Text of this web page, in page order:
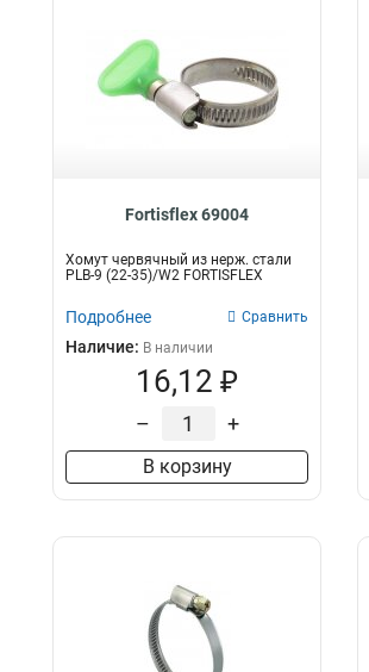
Fortisflex 69004
Хомут червячный из нерж. стали
PLB-9 (22-35)/W2 FORTISFLEX
Подробнее Сравнить
Наличие: В наличии
16,12 ₽
– +
В корзину